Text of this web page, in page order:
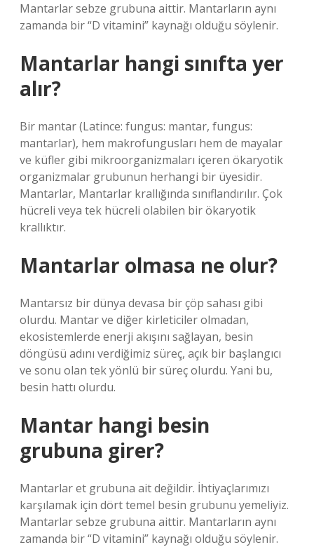
Mantarlar sebze grubuna aittir. Mantarların aynı
zamanda bir “D vitamini” kaynağı olduğu söylenir.
Mantarlar hangi sınıfta yer
alır?
Bir mantar (Latince: fungus: mantar, fungus:
mantarlar), hem makrofungusları hem de mayalar
ve küfler gibi mikroorganizmaları içeren ökaryotik
organizmalar grubunun herhangi bir üyesidir.
Mantarlar, Mantarlar krallığında sınıflandırılır. Çok
hücreli veya tek hücreli olabilen bir ökaryotik
krallıktır.
Mantarlar olmasa ne olur?
Mantarsız bir dünya devasa bir çöp sahası gibi
olurdu. Mantar ve diğer kirleticiler olmadan,
ekosistemlerde enerji akışını sağlayan, besin
döngüsü adını verdiğimiz süreç, açık bir başlangıcı
ve sonu olan tek yönlü bir süreç olurdu. Yani bu,
besin hattı olurdu.
Mantar hangi besin
grubuna girer?
Mantarlar et grubuna ait değildir. İhtiyaçlarımızı
karşılamak için dört temel besin grubunu yemeliyiz.
Mantarlar sebze grubuna aittir. Mantarların aynı
zamanda bir “D vitamini” kaynağı olduğu söylenir.